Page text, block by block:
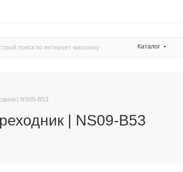
Каталог
| NS09-B53
| NS09-B53